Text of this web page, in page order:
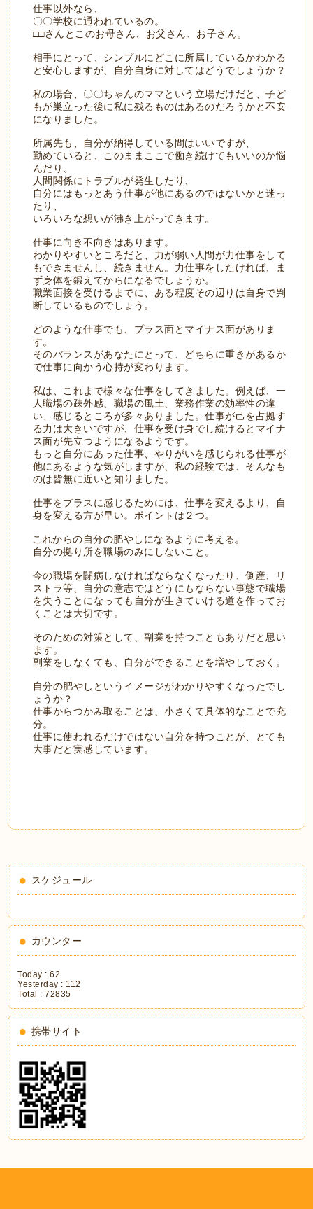
仕事以外なら、
〇〇学校に通われているの。
□□さんとこのお母さん、お父さん、お子さん。
相手にとって、シンプルにどこに所属しているかわかる
と安心しますが、自分自身に対してはどうでしょうか？
私の場合、〇〇ちゃんのママという立場だけだと、子ど
もが巣立った後に私に残るものはあるのだろうかと不安
になりました。
所属先も、自分が納得している間はいいですが、
勤めていると、このままここで働き続けてもいいのか悩
んだり、
人間関係にトラブルが発生したり、
自分にはもっとあう仕事が他にあるのではないかと迷っ
たり、
いろいろな想いが沸き上がってきます。
仕事に向き不向きはあります。
わかりやすいところだと、力が弱い人間が力仕事をして
もできませんし、続きません。力仕事をしたければ、ま
ず身体を鍛えてからになるでしょうか。
職業面接を受けるまでに、ある程度その辺りは自身で判
断しているものでしょう。
どのような仕事でも、プラス面とマイナス面がありま
す。
そのバランスがあなたにとって、どちらに重きがあるか
で仕事に向かう心持が変わります。
私は、これまで様々な仕事をしてきました。例えば、一
人職場の疎外感、職場の風土、業務作業の効率性の違
い、感じるところが多々ありました。仕事が己を占拠す
る力は大きいですが、仕事を受け身でし続けるとマイナ
ス面が先立つようになるようです。
もっと自分にあった仕事、やりがいを感じられる仕事が
他にあるような気がしますが、私の経験では、そんなも
のは皆無に近いと知りました。
仕事をプラスに感じるためには、仕事を変えるより、自
身を変える方が早い。ポイントは２つ。
これからの自分の肥やしになるように考える。
自分の拠り所を職場のみにしないこと。
今の職場を闘病しなければならなくなったり、倒産、リ
ストラ等、自分の意志ではどうにもならない事態で職場
を失うことになっても自分が生きていける道を作ってお
くことは大切です。
そのための対策として、副業を持つこともありだと思い
ます。
副業をしなくても、自分ができることを増やしておく。
自分の肥やしというイメージがわかりやすくなったでし
ょうか？
仕事からつかみ取ることは、小さくて具体的なことで充
分。
仕事に使われるだけではない自分を持つことが、とても
大事だと実感しています。
スケジュール
カウンター
Today :62
Yesterday : 112
Total :72835
携帯サイト